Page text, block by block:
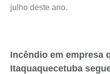
julho deste ano.
Incêndio em empresa
Itaquaquecetuba